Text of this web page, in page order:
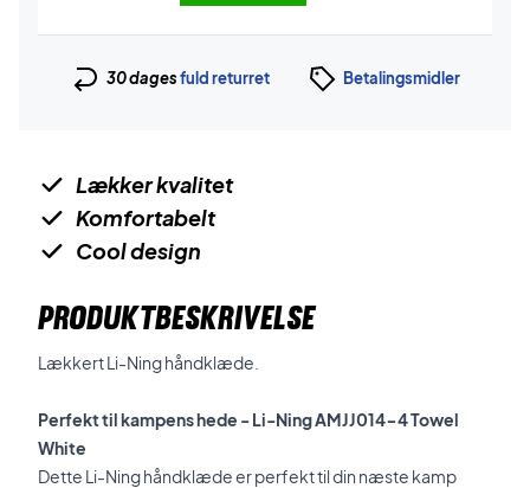
30 dagesfuld returret Betalingsmidler
Lækker kvalitet
Komfortabelt
Cool design
PRODUKTBESKRIVELSE
Lækkert Li-Ning håndklæde.
Perfekt til kampens hede - Li-Ning AMJJ014-4 Towel
White
Dette Li-Ning håndklæde er perfekt til din næste kamp